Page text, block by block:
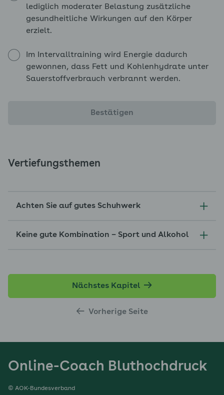
lediglich moderater Belastung zusätzliche
gesundheitliche Wirkungen auf den Körper
erzielt.
Im Intervalltraining wird Energie dadurch
gewonnen, dass Fett und Kohlenhydrate unter
Sauerstoffverbrauch verbrannt werden.
Bestätigen
Vertiefungsthemen
Achten Sie auf gutes Schuhwerk
Keine gute Kombination – Sport und Alkohol
Vorherige Seite
Nächstes Kapitel
Online-Coach Bluthochdruck
© AOK-Bundesverband